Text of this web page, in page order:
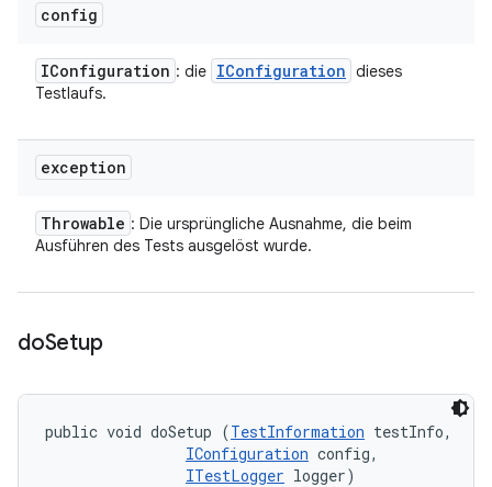
config
IConfiguration : die IConfiguration dieses
Testlaufs.
exception
Throwable : Die ursprüngliche Ausnahme, die beim
Ausführen des Tests ausgelöst wurde.
doSetup
public void doSetup (TestInformation testInfo,
IConfiguration config,
ITestLogger logger)